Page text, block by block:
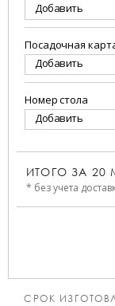
Добавить
Посадочная
Добавить
Номер стола
Добавить
ИТОГО ЗА 20
* без учета
СРОК